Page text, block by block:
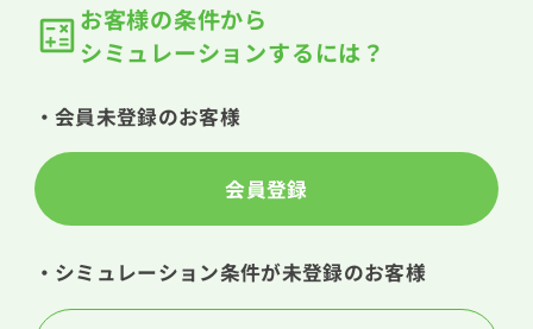
お客様の条件から
シミュレーションするには？
・会員未登録のお客様
会員登録
・シミュレーション条件が未登録のお客様